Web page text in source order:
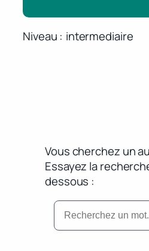
Niveau intermediaire
Vous cherchez un
Essayez la
dessous :